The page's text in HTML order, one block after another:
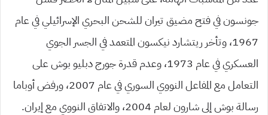
جونسون في فتح مضيق تيران للشحن البحري الإسرائيلي في عام
1967، وتأخر ريتشارد نيكسون المتعمد في الجسر الجوي
العسكري في عام 1973، وعدم قدرة جورج دبليو بوش على
التعامل مع المفاعل النووي السوري في عام 2007، ورفض أوباما
رسالة بوش إلى شارون لعام 2004، والاتفاق النووي مع إيران.